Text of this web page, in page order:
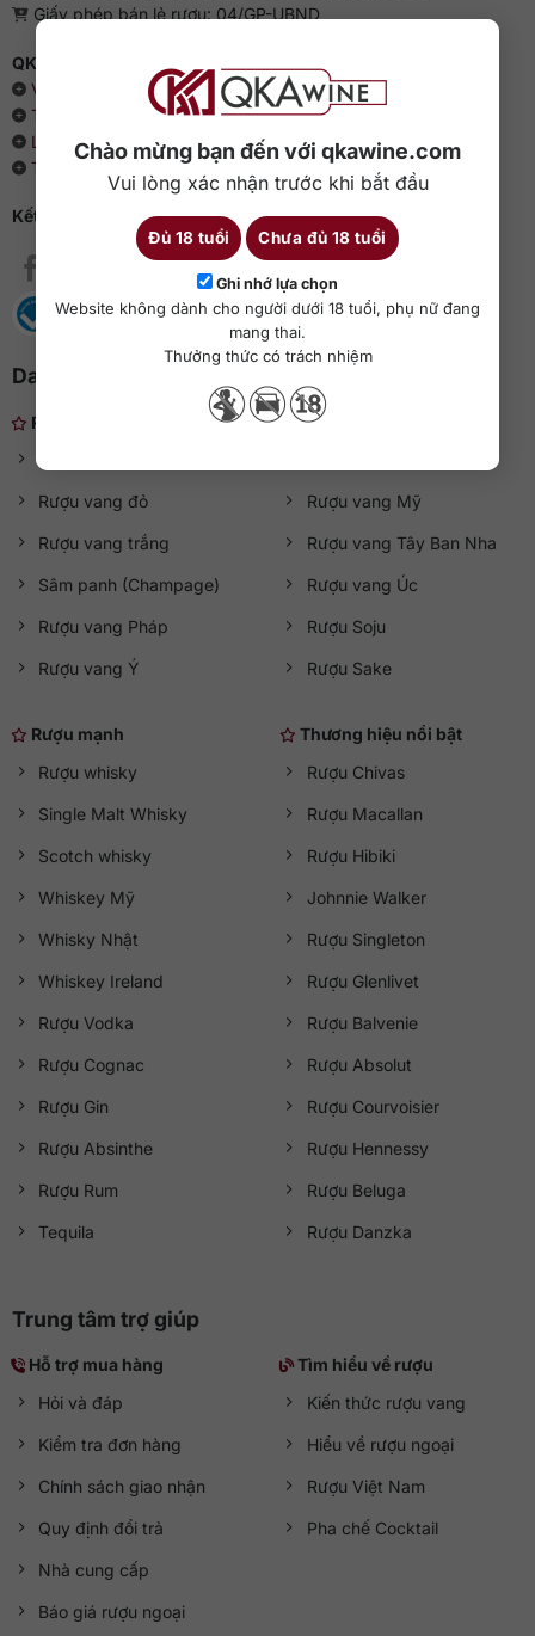
Chào mừng bạn đến với qkawine.com
Vui lòng xác nhận trước khi bắt đầu
Đủ 18 tuổi Chưa đủ 18 tuổi
Ghi nhớ lựa chọn
Website không dành cho người dưới 18 tuổi, phụ nữ đang
mang thai.
Thưởng thức có trách nhiệm
Giấy phép bán lẻ rượu: 04/GP-UBND
QKAWine - Chuyên rượu ngoại hàng đầu Việt Nam
Về chúng tôi
Thông cáo báo chí
Liên hệ với QKAWine
Tin tức và sự kiện
Kết nối với QKAWine
Danh mục rượu ngoại
Rượu nhẹ
Rượu vang đỏ
Rượu vang trắng
Sâm panh (Champage)
Rượu vang Pháp
Rượu vang Ý
Rượu vang Mỹ
Rượu vang Tây Ban Nha
Rượu vang Úc
Rượu Soju
Rượu Sake
Rượu mạnh
Rượu whisky
Single Malt Whisky
Scotch whisky
Whiskey Mỹ
Whisky Nhật
Whiskey Ireland
Rượu Vodka
Rượu Cognac
Rượu Gin
Rượu Absinthe
Rượu Rum
Tequila
Thương hiệu nổi bật
Rượu Chivas
Rượu Macallan
Rượu Hibiki
Johnnie Walker
Rượu Singleton
Rượu Glenlivet
Rượu Balvenie
Rượu Absolut
Rượu Courvoisier
Rượu Hennessy
Rượu Beluga
Rượu Danzka
Trung tâm trợ giúp
Hỗ trợ mua hàng
Hỏi và đáp
Kiểm tra đơn hàng
Chính sách giao nhận
Quy định đổi trả
Nhà cung cấp
Báo giá rượu ngoại
Tìm hiểu về rượu
Kiến thức rượu vang
Hiểu về rượu ngoại
Rượu Việt Nam
Pha chế Cocktail